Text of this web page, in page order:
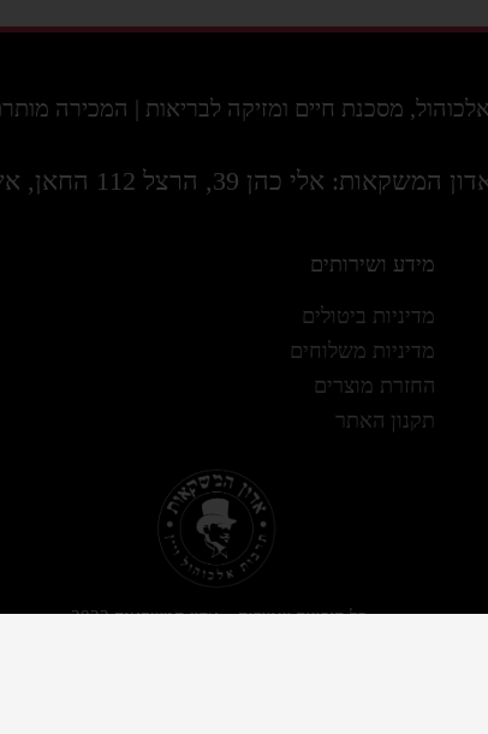
מסכנת חיים ומזיקה לבריאות | המכירה מותרת למי שמלאו
המשקאות: אלי כהן 39, הרצל 112 החאן, אשקלון
מידע ושירותים
מדיניות ביטולים
מדיניות משלוחים
החזרת מוצרים
תקנון האתר
כל הזכויות שמורות – אדון המשקאות 2022